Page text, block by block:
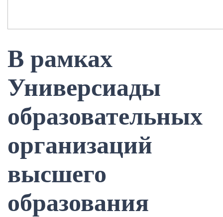
В рамках
Универсиады
образовательных
организаций
высшего
образования